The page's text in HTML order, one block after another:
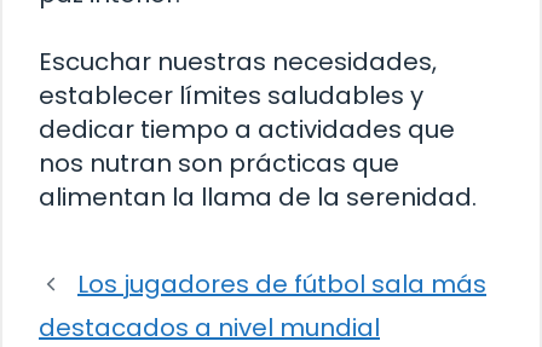
Escuchar nuestras necesidades,
establecer límites saludables y
dedicar tiempo a actividades que
nos nutran son prácticas que
alimentan la llama de la serenidad.
Los jugadores de fútbol sala más
destacados a nivel mundial